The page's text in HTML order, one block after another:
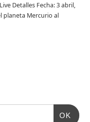
Detalles Fecha: 3 abril,
planeta Mercurio al
OK